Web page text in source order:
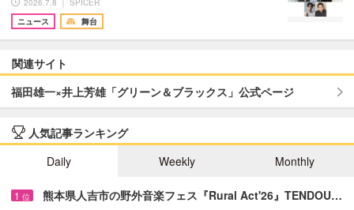
2026.7.8 ｜ SPICER
ニュース
舞台
関連サイト
福田雄一×井上芳雄「グリーン＆ブラックス」公式ページ
人気記事ランキング
Daily
Weekly Monthly
1 位 熊本県人吉市の野外音楽フェス『Rural Act'26』TENDOU…